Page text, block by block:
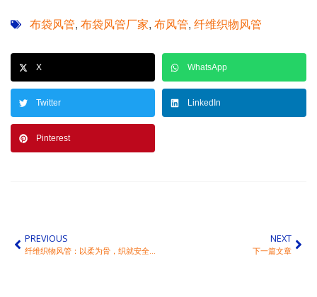
布袋风管, 布袋风管厂家, 布风管, 纤维织物风管
X WhatsApp
Twitter LinkedIn
Pinterest
PREVIOUS
纤维织物风管：以柔为骨，织就安全与美观的共生美学
NEXT
下一篇文章